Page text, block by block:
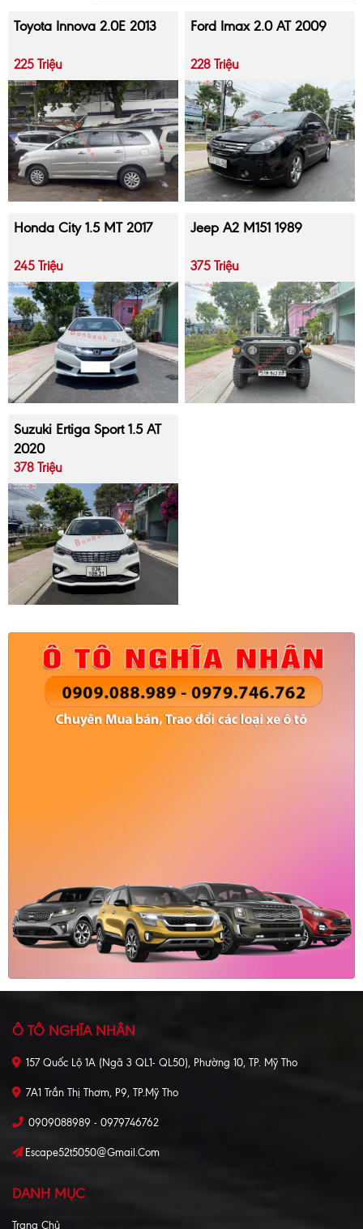
Toyota Innova 2.0E 2013
225 Triệu
Ford Imax 2.0 AT 2009
228 Triệu
Honda City 1.5 MT 2017
245 Triệu
Jeep A2 M151 1989
375 Triệu
Suzuki Ertiga Sport 1.5 AT
2020
378 Triệu
Ô TÔ NGHĨA NHÂN
157 Quốc Lộ 1A (Ngã 3 QL1- QL50), Phường 10, TP. Mỹ Tho
7A1 Trần Thị Thơm, P9, TP.Mỹ Tho
0909088989 - 0979746762
Escape52t5050@gmail.com
DANH MỤC
Trang Chủ